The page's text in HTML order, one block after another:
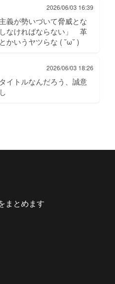
2026/06/03 16:39
義が勢いづいて脅威とな
なければならない」 革
かいうヤツらな ( ˘ω˘ )
2026/06/03 18:26
イトルなんだろう、誠意
まとめます